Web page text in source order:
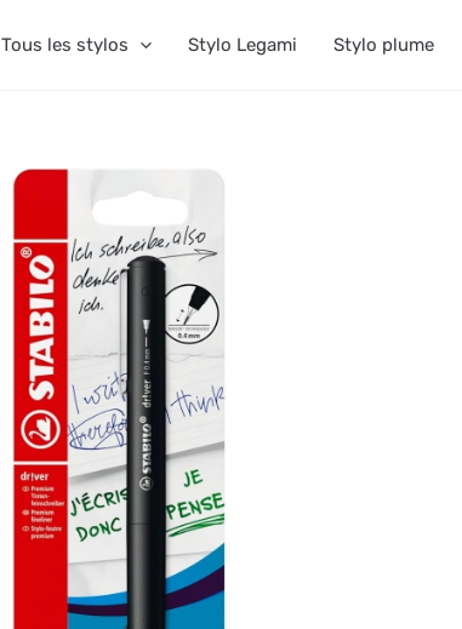
Tous les stylos Stylo Legami Stylo plume